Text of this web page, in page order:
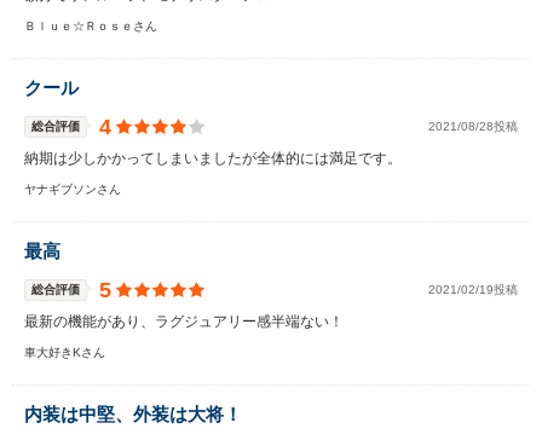
Ｂｌｕｅ☆Ｒｏｓｅさん
クール
総合評価 4 2021/08/28投稿
納期は少しかかってしまいましたが全体的には満足です。
ヤナギブソンさん
最高
総合評価 5 2021/02/19投稿
最新の機能があり、ラグジュアリー感半端ない！
車大好きKさん
内装は中堅、外装は大将！